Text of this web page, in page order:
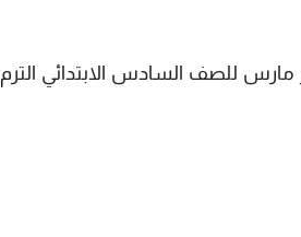
مارس للصف السادس الابتدائي الترم